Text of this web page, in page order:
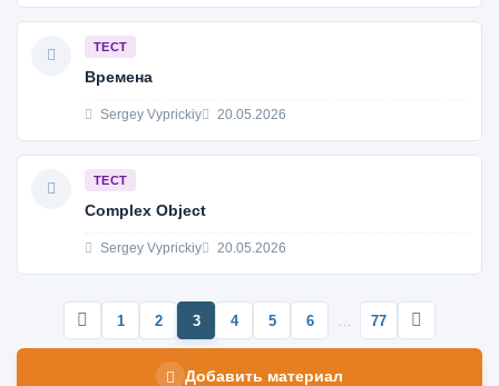
ТЕСТ
Времена
Sergey Vyprickiy 20.05.2026
ТЕСТ
Complex Object
Sergey Vyprickiy 20.05.2026
1 2 3 4 5 6 77
Добавить материал